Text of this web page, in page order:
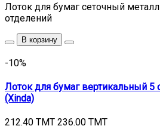
Лоток для бумаг сеточный
отделений
В корзину
-10%
Лоток для бумаг вертикальный 5
(Xinda)
212.40 TMT 236.00 TMT